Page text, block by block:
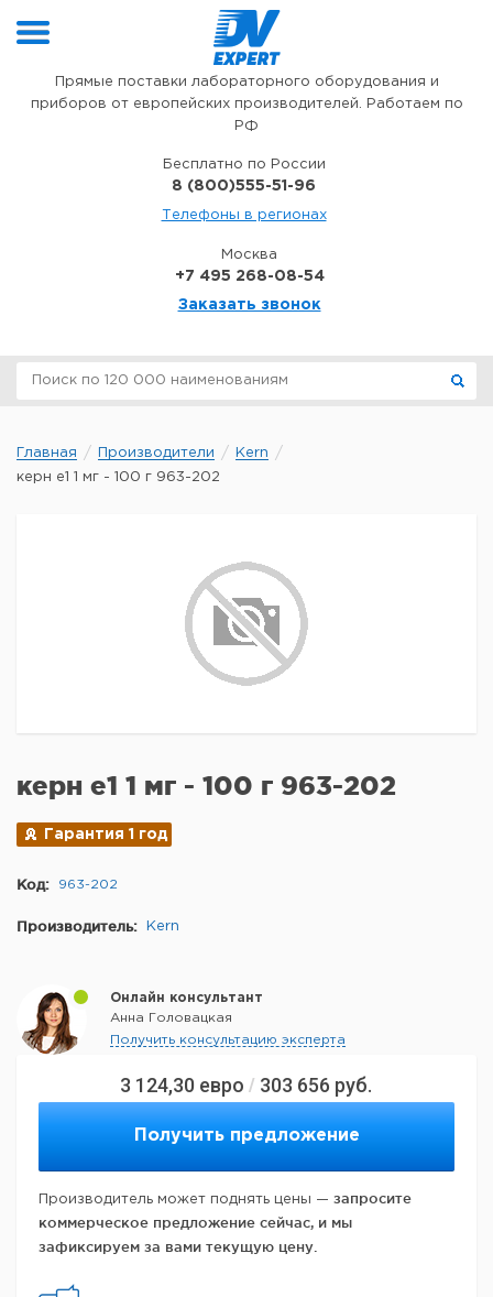
Прямые поставки лабораторного оборудования и
приборов от европейских производителей. Работаем по
РФ
Бесплатно по России
8 (800)555-51-96
Телефоны в регионах
Москва
+7 495 268-08-54
Заказать звонок
Главная Производители
Kern
керн е1 1 мг - 100 г 963-202
3 124,30 евро / 303 656 руб.
Получить предложение
Производитель может поднять цены — запросите
коммерческое предложение сейчас, и мы
зафиксируем за вами текущую цену.
керн е1 1 мг - 100 г 963-202
Гарантия 1 год
Код: 963-202
Производитель: Kern
Онлайн консультант
Анна Головацкая
Получить консультацию эксперта